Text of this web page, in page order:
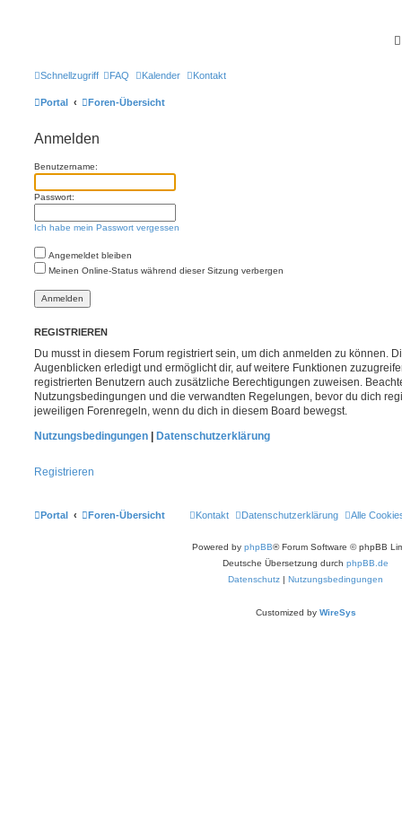
Schnellzugriff FAQ Kalender Kontakt
Portal Foren-Übersicht
Anmelden
Benutzername:
Passwort:
Ich habe mein Passwort vergessen
Angemeldet bleiben
Meinen Online-Status während dieser Sitzung verbergen
REGISTRIEREN
Du musst in diesem Forum registriert sein, um dich anmelden zu können.
Augenblicken erledigt und ermöglicht dir, auf weitere Funktionen
registrierten Benutzern auch zusätzliche Berechtigungen zuweisen.
Nutzungsbedingungen und die verwandten Regelungen, bevor du dich
jeweiligen Forenregeln, wenn du dich in diesem Board bewegst.
Nutzungsbedingungen | Datenschutzerklärung
Registrieren
Portal Foren-Übersicht Alle
Datenschutzerklärung
Kontakt
Powered by phpBB® Forum Software © phpBB
Deutsche Übersetzung durch phpBB.de
Datenschutz | Nutzungsbedingungen
Customized by WireSys